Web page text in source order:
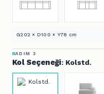
G202 × D100 × Y78 cm
ADIM 3
Kol Seçeneği: Kolstd.